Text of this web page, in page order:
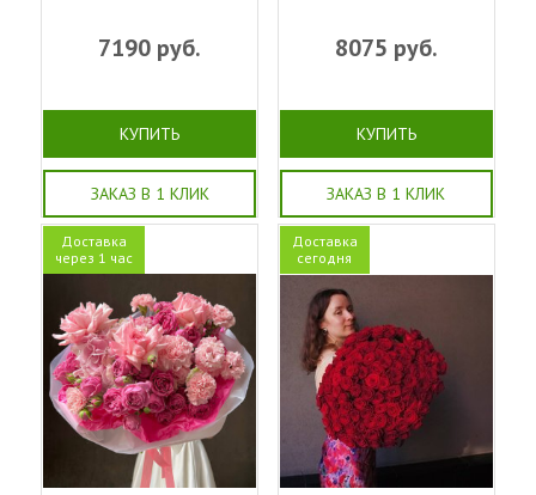
7190 руб.
КУПИТЬ
ЗАКАЗ В 1 КЛИК
8075 руб.
КУПИТЬ
ЗАКАЗ В 1 КЛИК
Доставка
через 1 час
Доставка
сегодня